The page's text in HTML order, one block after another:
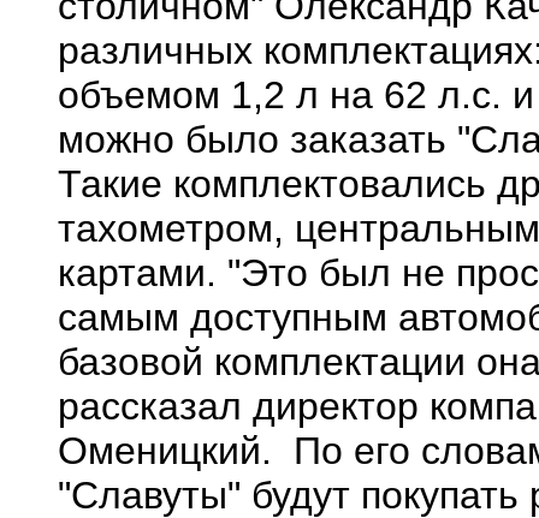
различных
объемом 1,2 л на 62 л.с.
можно было заказать
Такие комплектовались
тахометром,
картами. "Это был не
самым доступным
базовой комплектации
рассказал директор
Оменицкий. По его
"Славуты" будут